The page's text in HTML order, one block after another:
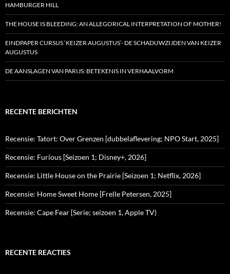
HAMBURGER HILL
THE HOUSE IS BLEEDING: AN ALLEGORICAL INTERPRETATION OF MOTHER!
EINDPAPER CURSUS ‘KEIZER AUGUSTUS’- DE SCHADUWZIJDEN VAN KEIZER
AUGUSTUS
DE AANSLAGEN VAN PARIJS: BETEKENIS IN VERHAALVORM
RECENTE BERICHTEN
Recensie: Tatort: Over Grenzen [dubbelaflevering; NPO Start, 2025]
Recensie: Furious [Seizoen 1; Disney+, 2026]
Recensie: Little House on the Prairie [Seizoen 1; Netflix, 2026]
Recensie: Home Sweet Home [Frelle Petersen, 2025]
Recensie: Cape Fear [Serie; seizoen 1, Apple TV)
RECENTE REACTIES